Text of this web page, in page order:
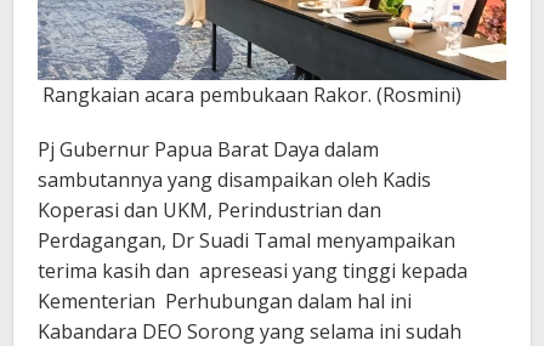
Rangkaian acara pembukaan Rakor. (Rosmini)
Pj Gubernur Papua Barat Daya dalam
sambutannya yang disampaikan oleh Kadis
Koperasi dan UKM, Perindustrian dan
Perdagangan, Dr Suadi Tamal menyampaikan
terima kasih dan apreseasi yang tinggi kepada
Kementerian Perhubungan dalam hal ini
Kabandara DEO Sorong yang selama ini sudah